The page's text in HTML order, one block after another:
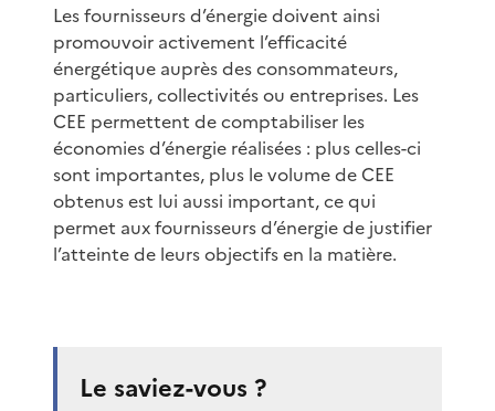
Les fournisseurs d’énergie doivent ainsi
promouvoir activement l’efficacité
énergétique auprès des consommateurs,
particuliers, collectivités ou entreprises. Les
CEE permettent de comptabiliser les
économies d’énergie réalisées : plus celles-ci
sont importantes, plus le volume de CEE
obtenus est lui aussi important, ce qui
permet aux fournisseurs d’énergie de justifier
l’atteinte de leurs objectifs en la matière.
Le saviez-vous ?